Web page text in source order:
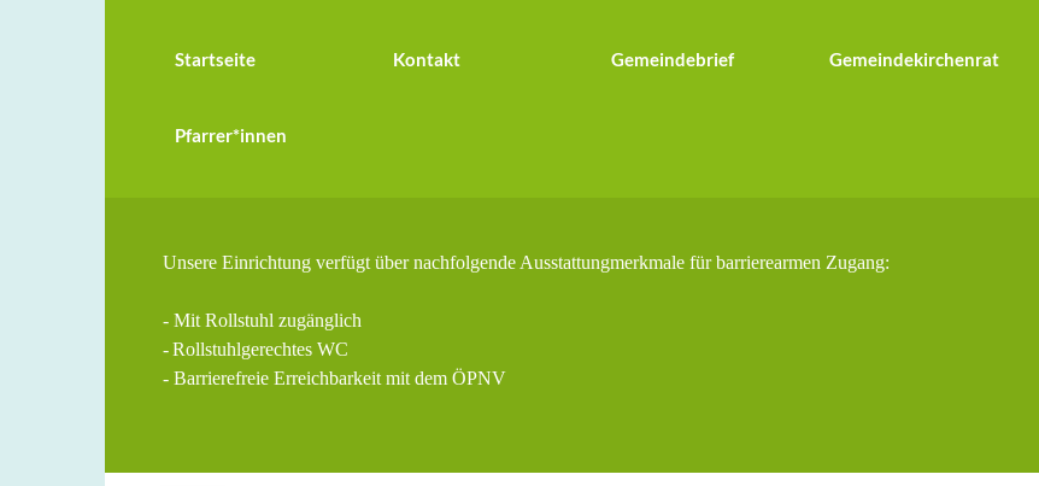
Startseite Kontakt Gemeindebrief Gemeindekirchenrat
Pfarrer*innen
Unsere Einrichtung verfügt über nachfolgende Ausstattungmerkmale für barrierearmen Zugang:
- Mit Rollstuhl zugänglich
-Rollstuhlgerechtes WC
- Barrierefreie Erreichbarkeit mit dem ÖPNV